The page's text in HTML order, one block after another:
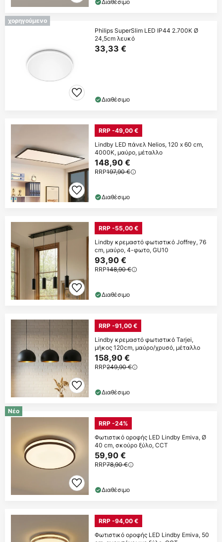
χορηγούμενο
Philips SuperSlim LED IP44 2.700K Ø
24,5cm λευκό
33,33 €
Διαθέσιμο
RRP -49,00 €
Lindby LED πάνελ Nelios, 120 x 60 cm,
4000K, μαύρο, μέταλλο
148,90 €
RRP197,90 €
Διαθέσιμο
RRP -55,00 €
Lindby κρεμαστό φωτιστικό Joffrey, 76
cm, μαύρο, 4-φωτο, GU10
93,90 €
RRP148,90 €
Διαθέσιμο
RRP -91,00 €
Lindby κρεμαστό φωτιστικό Tarjei,
μήκος 120cm, μαύρο/χρυσό, μέταλλο
158,90 €
RRP249,90 €
Διαθέσιμο
Νέο
RRP -24%
Φωτιστικό οροφής LED Lindby Emiva, Ø
40 cm, σκούρο ξύλο, CCT
59,90 €
RRP78,90 €
Διαθέσιμο
RRP -94,00 €
Φωτιστικό οροφής LED Lindby Emiva, 50